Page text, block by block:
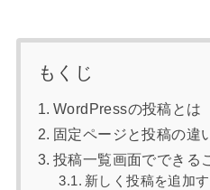
もくじ
WordPressの投稿とは
固定ページと投稿の違
投稿一覧画面でできる
新しく投稿を追加す